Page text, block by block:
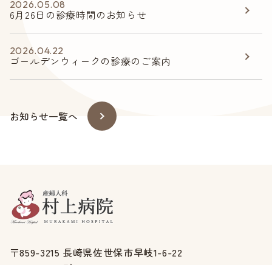
2026.05.08
6月26日の診療時間のお知らせ
2026.04.22
ゴールデンウィークの診療のご案内
お知らせ一覧へ
〒859-3215 長崎県佐世保市早岐1-6-22